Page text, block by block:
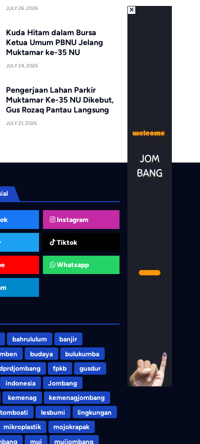
JULY 26, 2026
Kuda Hitam dalam Bursa
Ketua Umum PBNU Jelang
Muktamar ke-35 NU
JULY 24, 2026
Pengerjaan Lahan Parkir
Muktamar Ke-35 NU Dikebut,
Gus Rozaq Pantau Langsung
JULY 21, 2026
Instagram
Tiktok
Whatsapp
bahrululum
banjir
budaya
bulukumba
fpkb
gusdur
indonesia
Jombang
kemenag
kemenagjombang
lesbumi
lingkungan
mikroplastik
mojokrapak
mui muijombang